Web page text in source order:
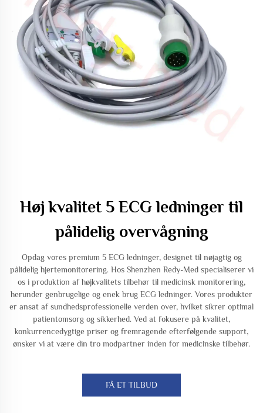
Høj kvalitet 5 ECG ledninger til
pålidelig overvågning
Opdag vores premium 5 ECG ledninger, designet til nøjagtig og
pålidelig hjertemonitorering. Hos Shenzhen Redy-Med specialiserer vi
os i produktion af højkvalitets tilbehør til medicinsk monitorering,
herunder genbrugelige og enek brug ECG ledninger. Vores produkter
er ansat af sundhedsprofessionelle verden over, hvilket sikrer optimal
patientomsorg og sikkerhed. Ved at fokusere på kvalitet,
konkurrencedygtige priser og fremragende efterfølgende support,
ønsker vi at være din tro modpartner inden for medicinske tilbehør.
FÅ ET TILBUD